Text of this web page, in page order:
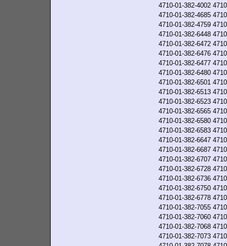
4710-01-382-4002
4710-01-382-4685
4710-01-382-4759
4710-01-382-6448
4710-01-382-6472
4710-01-382-6476
4710-01-382-6477
4710-01-382-6480
4710-01-382-6501
4710-01-382-6513
4710-01-382-6523
4710-01-382-6565
4710-01-382-6580
4710-01-382-6583
4710-01-382-6647
4710-01-382-6687
4710-01-382-6707
4710-01-382-6728
4710-01-382-6736
4710-01-382-6750
4710-01-382-6778
4710-01-382-7055
4710-01-382-7060
4710-01-382-7068
4710-01-382-7073